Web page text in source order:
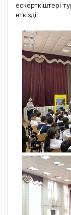
ескерткіштері
өткізді.